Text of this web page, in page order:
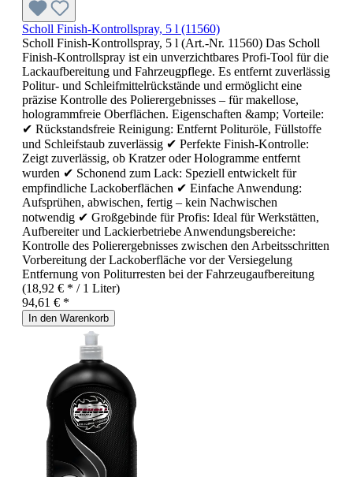
Scholl Finish-Kontrollspray, 5 l (11560)
Scholl Finish-Kontrollspray, 5 l (Art.-Nr. 11560) Das Scholl
Finish-Kontrollspray ist ein unverzichtbares Profi-Tool für die
Lackaufbereitung und Fahrzeugpflege. Es entfernt zuverlässig
Politur- und Schleifmittelrückstände und ermöglicht eine
präzise Kontrolle des Polierergebnisses – für makellose,
hologrammfreie Oberflächen. Eigenschaften &amp; Vorteile:
✔ Rückstandsfreie Reinigung: Entfernt Polituröle, Füllstoffe
und Schleifstaub zuverlässig ✔ Perfekte Finish-Kontrolle:
Zeigt zuverlässig, ob Kratzer oder Hologramme entfernt
wurden ✔ Schonend zum Lack: Speziell entwickelt für
empfindliche Lackoberflächen ✔ Einfache Anwendung:
Aufsprühen, abwischen, fertig – kein Nachwischen
notwendig ✔ Großgebinde für Profis: Ideal für Werkstätten,
Aufbereiter und Lackierbetriebe Anwendungsbereiche:
Kontrolle des Polierergebnisses zwischen den Arbeitsschritten
Vorbereitung der Lackoberfläche vor der Versiegelung
Entfernung von Politurresten bei der Fahrzeugaufbereitung
(18,92 € * / 1 Liter)
94,61 € *
In den Warenkorb